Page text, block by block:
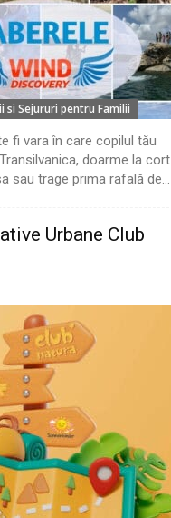
si Sejururi pentru Familii
fi vara în care copilul tău
doarme la cort
sau trage prima rafală de...
Urbane Club